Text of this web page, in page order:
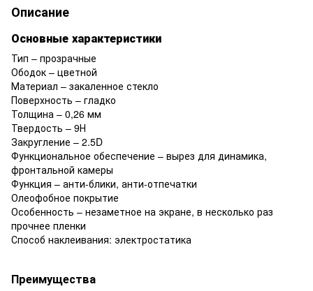
Описание
Основные характеристики
Тип – прозрачные
Ободок – цветной
Материал – закаленное стекло
Поверхность – гладко
Толщина – 0,26 мм
Твердость – 9Н
Закругление – 2.5D
Функциональное обеспечение – вырез для динамика,
фронтальной камеры
Функция – анти-блики, анти-отпечатки
Олеофобное покрытие
Особенность – незаметное на экране, в несколько раз
прочнее пленки
Способ наклеивания: электростатика
Преимущества